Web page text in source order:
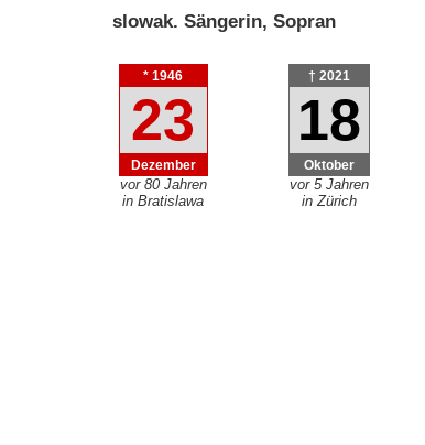
slowak. Sängerin, Sopran
* 1946
23
Dezember
vor 80 Jahren
in Bratislawa
† 2021
18
Oktober
vor 5 Jahren
in Zürich